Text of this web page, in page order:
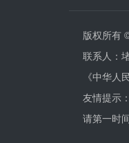
版权所有
联系人
《中华人
友情提示
请第一时